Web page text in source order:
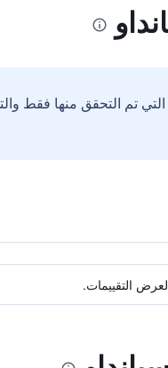
تم التحقق منها فقط
التقييمات.